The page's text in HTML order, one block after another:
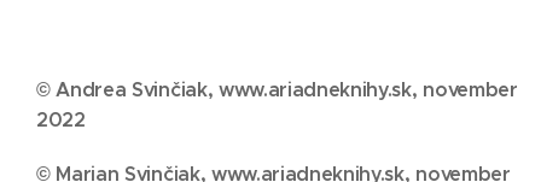
© Andrea Svinčiak, www.ariadneknihy.sk, november
2022
© Marian Svinčiak, www.ariadneknihy.sk, november